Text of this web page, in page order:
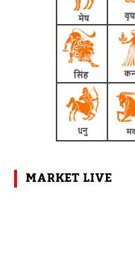
MARKET LIVE